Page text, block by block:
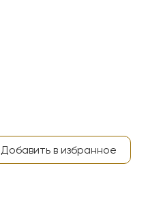
Добавить в избранное